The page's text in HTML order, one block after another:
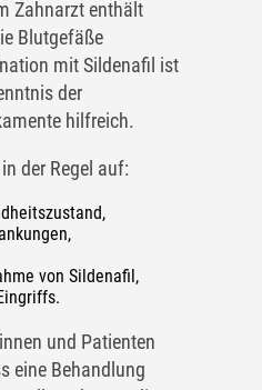
Zahnarzt enthält
Blutgefäße
mit Sildenafil ist
der
hilfreich.
der Regel auf:
von Sildenafil,
und Patienten
eine Behandlung